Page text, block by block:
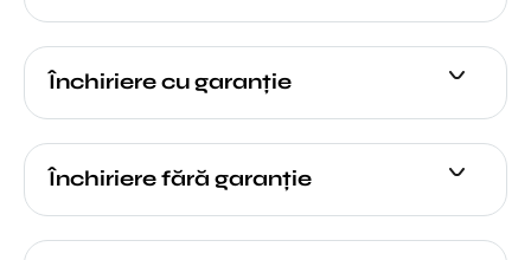
Închiriere cu garanție
Închiriere fără garanție